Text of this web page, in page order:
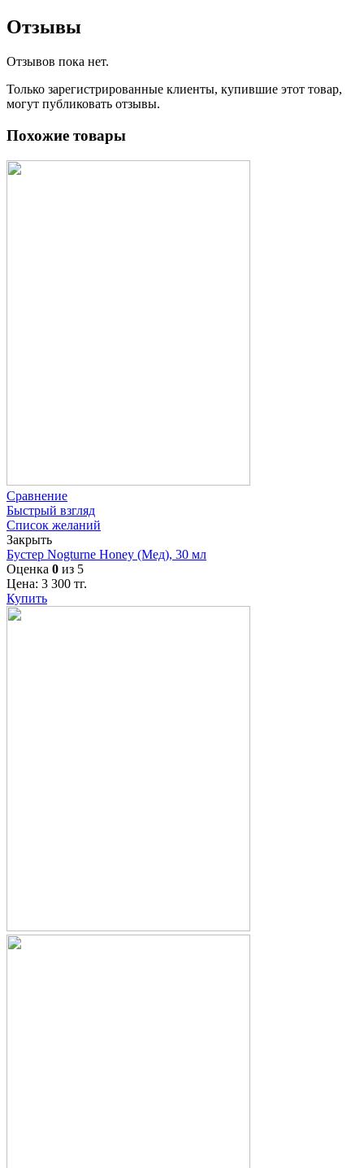
Отзывы
Отзывов пока нет.
Только зарегистрированные клиенты, купившие этот товар,
могут публиковать отзывы.
Похожие товары
Сравнение
Быстрый взгляд
Список желаний
Закрыть
Бустер Nogturne Honey (Мед), 30 мл
Оценка 0 из 5
Цена: 3 300 тг.
Купить